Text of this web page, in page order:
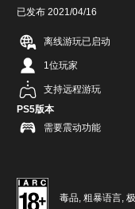
已发布 2021/04/16
离线游玩已启动
1位玩家
支持远程游玩
PS5版本
需要震动功能
毒品, 粗暴语言,